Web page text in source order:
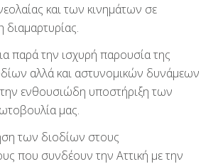
και των κινημάτων σε
διαμαρτυρίας.
παρά την ισχυρή παρουσία της
αλλά και αστυνομικών δυνάμεων
ενθουσιώδη υποστήριξη των
μας.
των διοδίων στους
που συνδέουν την Αττική με την